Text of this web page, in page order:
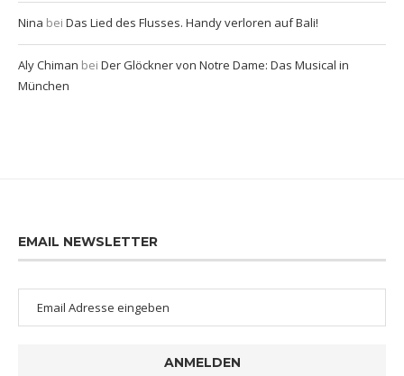
Nina bei Das Lied des Flusses. Handy verloren auf Bali!
Aly Chiman bei Der Glöckner von Notre Dame: Das Musical in
München
EMAIL NEWSLETTER
ANMELDEN